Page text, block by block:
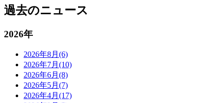
過去のニュース
2026年
2026年8月(6)
2026年7月(10)
2026年6月(8)
2026年5月(7)
2026年4月(17)